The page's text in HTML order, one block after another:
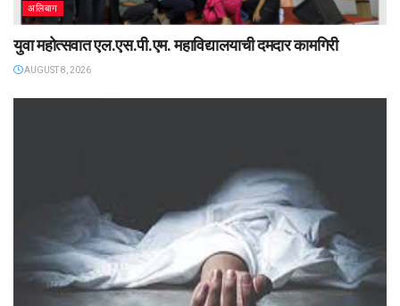
अलिबाग
युवा महोत्सवात एल.एस.पी.एम. महाविद्यालयाची दमदार कामगिरी
AUGUST 8, 2026